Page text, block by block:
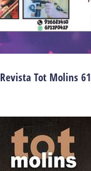
Revista Tot Molins 61